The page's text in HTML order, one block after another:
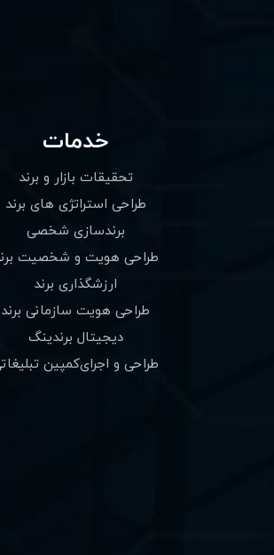
خدمات
تحقیقات بازار و برند
طراحی استراتژی های برند
برندسازی شخصی
طراحی هویت و شخصیت
ارزشگذاری برند
طراحی هویت سازمانی برند
دیجیتال برندینگ
طراحی و اجرای‌کمپین